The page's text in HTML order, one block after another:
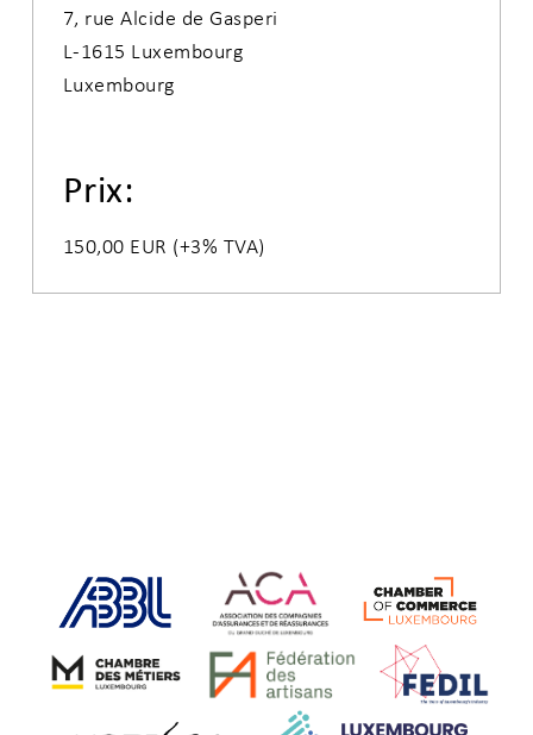
7, rue Alcide de Gasperi
L-1615 Luxembourg
Luxembourg
Prix:
150,00 EUR (+3% TVA)